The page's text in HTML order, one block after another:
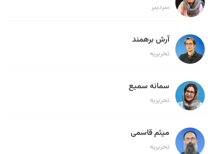
سردبیر
آرش برهمند
تحریریه
سمانه سمیع
تحریریه
میثم قاسمی
تحریریه